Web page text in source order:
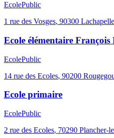
EcolePublic
1 rue des Vosges, 90300
Ecole élémentaire François
EcolePublic
14 rue des Ecoles, 90200
Ecole primaire
EcolePublic
2 rue des Ecoles, 70290 Plancher-